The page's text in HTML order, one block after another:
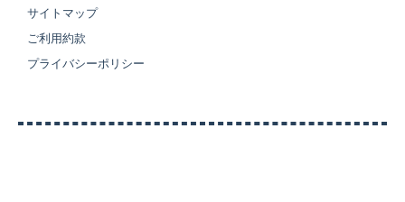
サイトマップ
ご利用約款
プライバシーポリシー